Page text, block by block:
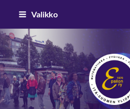
Siirry
sivun
sisältöön
Valikko